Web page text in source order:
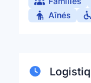
Aînés